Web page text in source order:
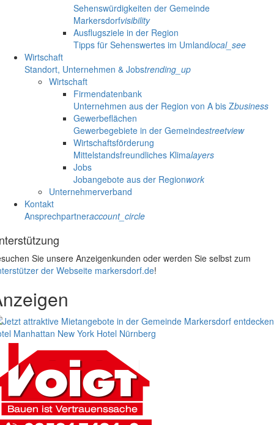
Sehenswürdigkeiten der Gemeinde
Markersdorfvisibility
Ausflugsziele in der Region
Tipps für Sehenswertes im Umlandlocal_see
Wirtschaft
Standort, Unternehmen & Jobstrending_up
Wirtschaft
Firmendatenbank
Unternehmen aus der Region von A bis Zbusiness
Gewerbeflächen
Gewerbegebiete in der Gemeindestreetview
Wirtschaftsförderung
Mittelstandsfreundliches Klimalayers
Jobs
Jobangebote aus der Regionwork
Unternehmerverband
Kontakt
Ansprechpartneraccount_circle
Sie unsere Anzeigenkunden oder werden Sie selbst zum
der Webseite markersdorf.de!
Manhattan New York Hotel Nürnberg